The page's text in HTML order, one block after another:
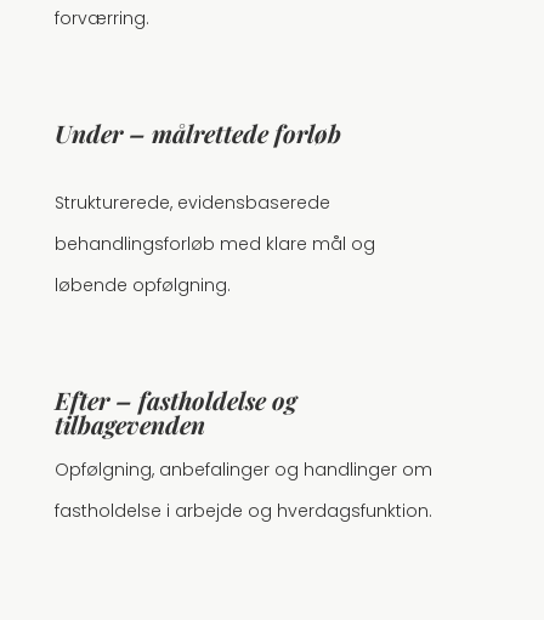
forværring.
Under – målrettede forløb
Strukturerede, evidensbaserede
behandlingsforløb med klare mål og
løbende opfølgning.
Efter – fastholdelse og
tilbagevenden
Opfølgning, anbefalinger og handlinger om
fastholdelse i arbejde og hverdagsfunktion.